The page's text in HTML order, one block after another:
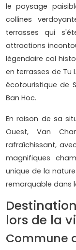
le paysage
collines
terrasses qui
attractions
légendaire col
en terrasses de Tu
écotouristique de
Ban Hoc.
En raison de sa
Ouest, Van
rafraîchissant,
magnifiques
unique de la
remarquable dans
lors de la
Commune